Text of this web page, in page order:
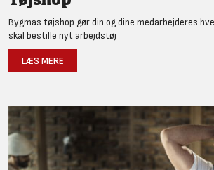
Bygmas tøjshop gør din og dine medarbejderes
skal bestille nyt arbejdstøj
LÆS MERE